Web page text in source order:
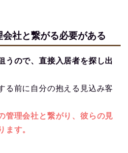
社と繋がる必要がある
うので、直接入居者を探し出
る前に自分の抱える見込み客
管理会社と繋がり、彼らの見
ます。